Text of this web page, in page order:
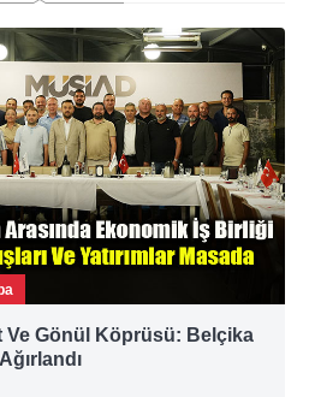
Ve Gönül Köprüsü: Belçika